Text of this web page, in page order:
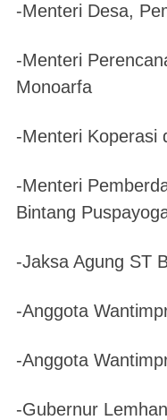
-Menteri Desa,
-Menteri
Monoarfa
-Menteri Koperasi
-Menteri
Bintang
-Jaksa Agung ST
-Anggota
-Anggota
-Gubernur